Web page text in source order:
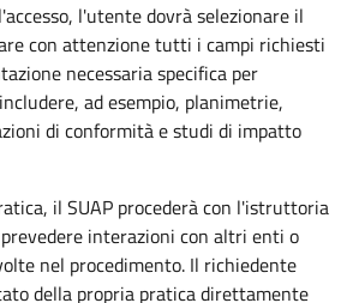
l'utente dovrà selezionare il
con attenzione tutti i campi richiesti
necessaria specifica per
ad esempio, planimetrie,
di conformità e studi di impatto
il SUAP procederà con l'istruttoria
interazioni con altri enti o
nel procedimento. Il richiedente
della propria pratica direttamente